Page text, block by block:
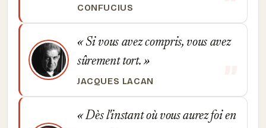
CONFUCIUS
Si vous avez compris, vous avez
sûrement tort.
JACQUES LACAN
Dès l'instant où vous aurez foi en